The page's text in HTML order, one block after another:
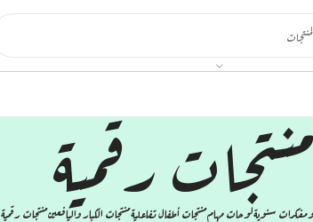
منتجات رقمية
سنويةلوحات مهاممنتجات أطفال تفاعليةمنتجات الكبار واليافعينمنتجات رقمية